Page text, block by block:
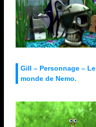
Gill – Personnage – Le
monde de Nemo.